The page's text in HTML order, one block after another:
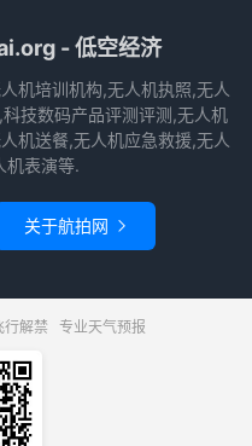
- 低空经济
机培训机构,无人机执照,无人
技数码产品评测评测,无人机
机送餐,无人机应急救援,无人
机表演等.
关于航拍网 
行解禁 专业天气预报